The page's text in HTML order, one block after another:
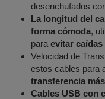
desenchufados
La longitud del
forma cómoda,
paraevitar caídas
Velocidad de
estos cables para
transferencia
Cables USB con